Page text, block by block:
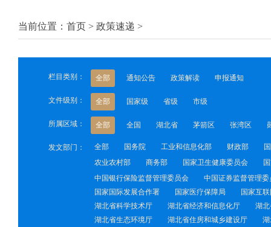
当前位置：首页 > 政策速递 >
栏目类别： 全部 通知公告 政策解读 申报通知
文件级别： 全部 国家级 省级 市级
所属区域： 全部 全国 湖北省 茅箭区 张湾区
发文部门： 全部 国务院 工业和信息化部 财政部
农业农村部
商务部 国家卫生健康委员会
中国银行保险监督管理委员会
中国证券监督管理委
国家国际发展合作署
国家医疗保障局
国家互
湖北省科学技术厅
湖北省经济和信息化厅
湖
湖北省生态环境厅
湖北省住房和城乡建设厅